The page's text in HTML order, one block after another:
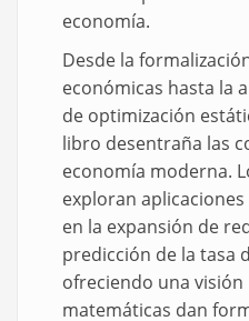
economía.
Desde la
económicas hasta la
de optimización
libro desentraña las
economía moderna.
exploran
en la expansión de
predicción de la tasa
ofreciendo una visión
matemáticas dan